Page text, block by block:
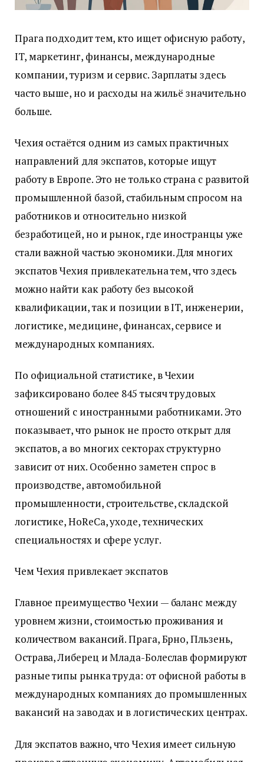
Прага подходит тем, кто ищет офисную работу,
IT, маркетинг, финансы, международные
компании, туризм и сервис. Зарплаты здесь
часто выше, но и расходы на жильё значительно
больше.
Чехия остаётся одним из самых практичных
направлений для экспатов, которые ищут
работу в Европе. Это не только страна с развитой
промышленной базой, стабильным спросом на
работников и относительно низкой
безработицей, но и рынок, где иностранцы уже
стали важной частью экономики. Для многих
экспатов Чехия привлекательна тем, что здесь
можно найти как работу без высокой
квалификации, так и позиции в IT, инженерии,
логистике, медицине, финансах, сервисе и
международных компаниях.
По официальной статистике, в Чехии
зафиксировано более 845 тысяч трудовых
отношений с иностранными работниками. Это
показывает, что рынок не просто открыт для
экспатов, а во многих секторах структурно
зависит от них. Особенно заметен спрос в
производстве, автомобильной
промышленности, строительстве, складской
логистике, HoReCa, уходе, технических
специальностях и сфере услуг.
Чем Чехия привлекает экспатов
Главное преимущество Чехии — баланс между
уровнем жизни, стоимостью проживания и
количеством вакансий. Прага, Брно, Пльзень,
Острава, Либерец и Млада-Болеслав формируют
разные типы рынка труда: от офисной работы в
международных компаниях до промышленных
вакансий на заводах и в логистических центрах.
Для экспатов важно, что Чехия имеет сильную